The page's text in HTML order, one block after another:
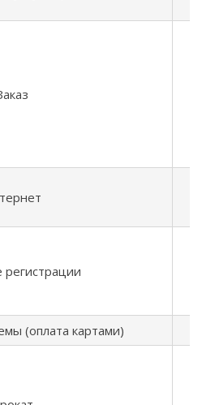
регистрации
(оплата картами)